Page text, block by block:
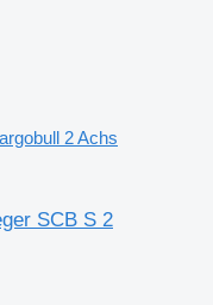
2 Achs
SCB S 2